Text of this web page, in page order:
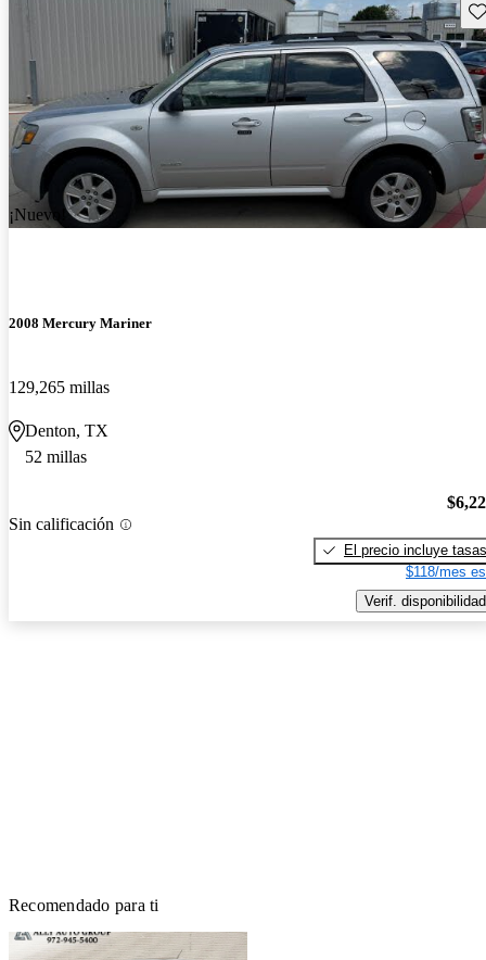
¡Nuevo!
2008 Mercury Mariner
129,265 millas
Denton, TX
52 millas
Sin calificación
El precio incluye tasas
$118/mes
Verif. disponibilidad
Recomendado para ti